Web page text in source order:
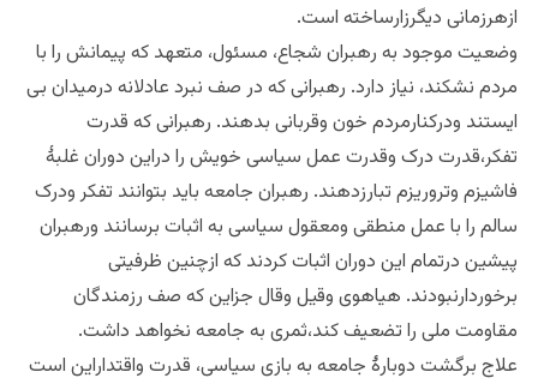
ازهرزمانی دیگرزارساخته است.
وضعیت موجود به رهبران شجاع، مسئول، متعهد که پیمانش را با
مردم نشکند، نیاز دارد. رهبرانی که در صف نبرد عادلانه درمیدان بی
ایستند ودرکنارمردم خون وقربانی بدهند. رهبرانی که قدرت
تفکر،قدرت درک وقدرت عمل سیاسی خویش را دراین دوران غلبۀ
فاشیزم وتروریزم تبارزدهند. رهبران جامعه باید بتوانند تفکر ودرک
سالم را با عمل منطقی ومعقول سیاسی به اثبات برسانند ورهبران
پیشین درتمام این دوران اثبات کردند که ازچنین ظرفیتی
برخوردارنبودند. هیاهوی وقیل وقال جزاین که صف رزمندگان
مقاومت ملی را تضعیف کند،ثمری به جامعه نخواهد داشت.
علاج برگشت دوبارۀ جامعه به بازی سیاسی، قدرت واقتداراین است